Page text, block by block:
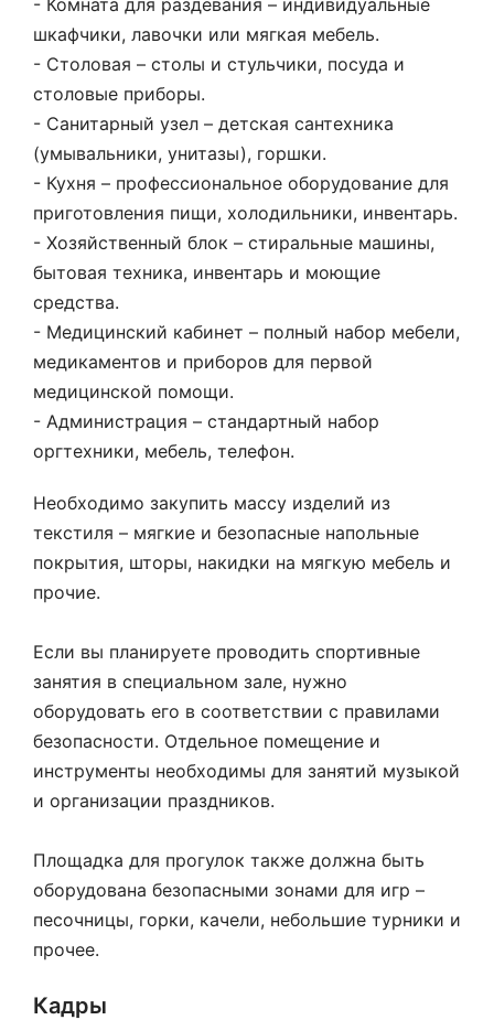
- Комната для раздевания – индивидуальные
шкафчики, лавочки или мягкая мебель.
- Столовая – столы и стульчики, посуда и
столовые приборы.
- Санитарный узел – детская сантехника
(умывальники, унитазы), горшки.
- Кухня – профессиональное оборудование для
приготовления пищи, холодильники, инвентарь.
- Хозяйственный блок – стиральные машины,
бытовая техника, инвентарь и моющие
средства.
- Медицинский кабинет – полный набор мебели,
медикаментов и приборов для первой
медицинской помощи.
- Администрация – стандартный набор
оргтехники, мебель, телефон.
Необходимо закупить массу изделий из
текстиля – мягкие и безопасные напольные
покрытия, шторы, накидки на мягкую мебель и
прочие.
Если вы планируете проводить спортивные
занятия в специальном зале, нужно
оборудовать его в соответствии с правилами
безопасности. Отдельное помещение и
инструменты необходимы для занятий музыкой
и организации праздников.
Площадка для прогулок также должна быть
оборудована безопасными зонами для игр –
песочницы, горки, качели, небольшие турники и
прочее.
Кадры